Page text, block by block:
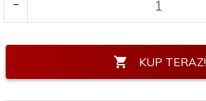
KUP TERAZ!